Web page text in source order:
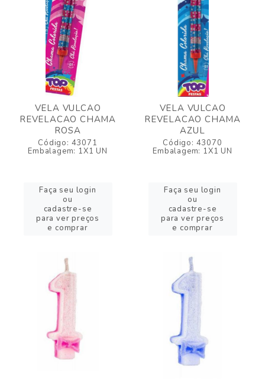
VELA VULCAO
REVELACAO CHAMA
ROSA
Código: 43071
Embalagem: 1X1 UN
Faça seu login
ou
cadastre-se
para ver preços
e comprar
VELA VULCAO
REVELACAO CHAMA
AZUL
Código: 43070
Embalagem: 1X1 UN
Faça seu login
ou
cadastre-se
para ver preços
e comprar